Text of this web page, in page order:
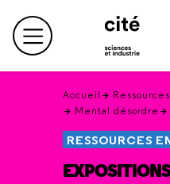
en
haut Menu principal
Accueil Ressources
Mental désordre
RESSOURCES